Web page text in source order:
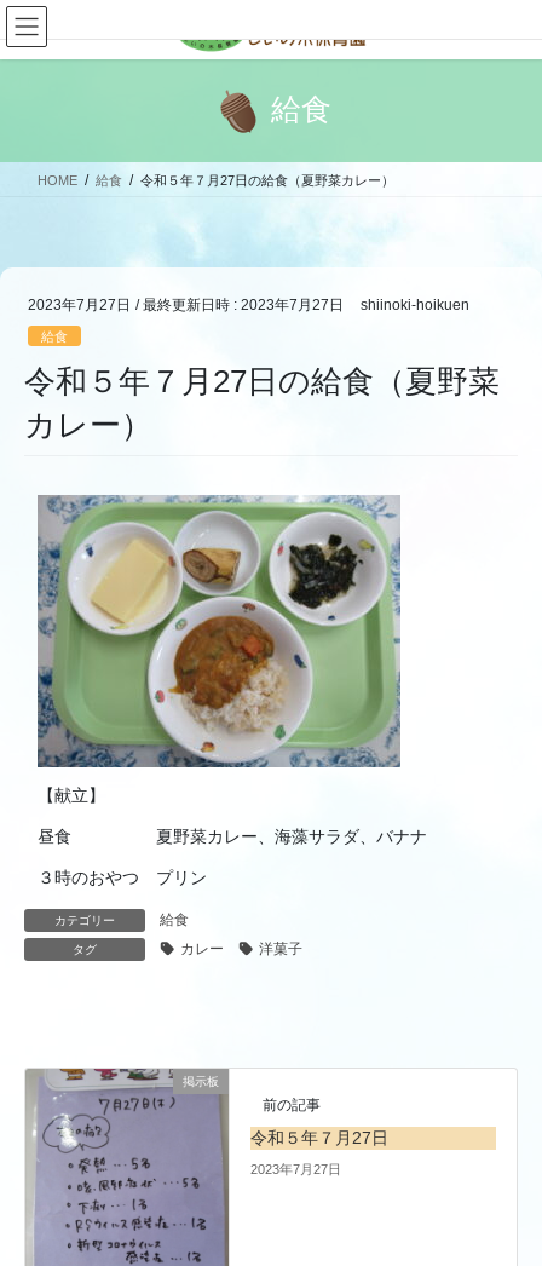
コ
ン
テ
ス
ナ
ビ
ゲ
ン
給食
HOME 給食 令和５年７月27日の給食（夏野菜カレー）
2023年7月27日 / 最終更新日時 : 2023年7月27日 shiinoki-hoikuen
給食
令和５年７月27日の給食（夏野菜
カレー）
【献立】
昼食 夏野菜カレー、海藻サラダ、バナナ
３時のおやつ プリン
カテゴリー 給食
タグ カレー 洋菓子
掲示板
前の記事
令和５年７月27日
2023年7月27日